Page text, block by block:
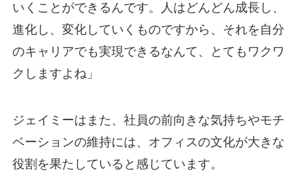
いくことができるんです。人はどんどん成長し、
進化し、変化していくものですから、それを自分
のキャリアでも実現できるなんて、とてもワクワ
クしますよね」
ジェイミーはまた、社員の前向きな気持ちやモチ
ベーションの維持には、オフィスの文化が大きな
役割を果たしていると感じています。